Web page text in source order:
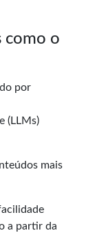
como o
por
(LLMs)
mais
a partir da